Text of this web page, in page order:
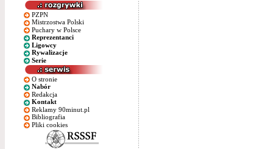
PZPN
Mistrzostwa Polski
Puchary w Polsce
Reprezentanci
Ligowcy
Rywalizacje
Serie
O stronie
Nabór
Redakcja
Kontakt
Reklamy 90minut.pl
Bibliografia
Pliki cookies